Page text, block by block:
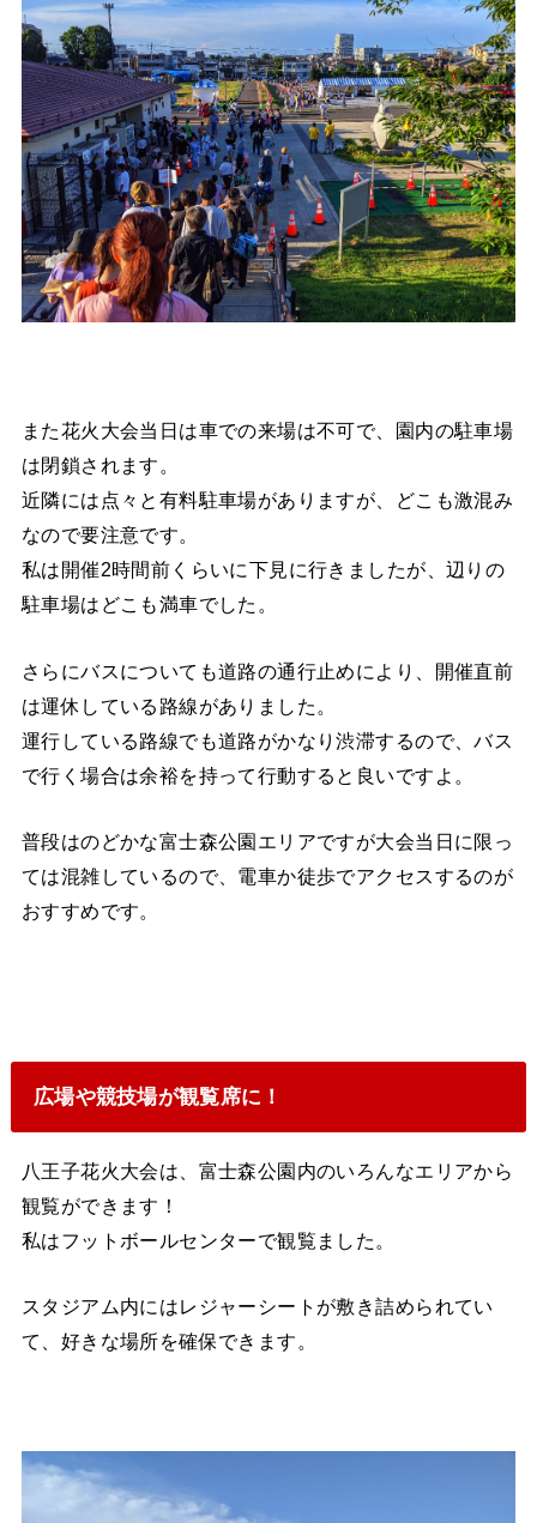
また花火大会当日は車での来場は不可で、園内の駐車場
は閉鎖されます。
近隣には点々と有料駐車場がありますが、どこも激混み
なので要注意です。
私は開催2時間前くらいに下見に行きましたが、辺りの
駐車場はどこも満車でした。
さらにバスについても道路の通行止めにより、開催直前
は運休している路線がありました。
運行している路線でも道路がかなり渋滞するので、バス
で行く場合は余裕を持って行動すると良いですよ。
普段はのどかな富士森公園エリアですが大会当日に限っ
ては混雑しているので、電車か徒歩でアクセスするのが
おすすめです。
広場や競技場が観覧席に！
八王子花火大会は、富士森公園内のいろんなエリアから
観覧ができます！
私はフットボールセンターで観覧ました。
スタジアム内にはレジャーシートが敷き詰められてい
て、好きな場所を確保できます。